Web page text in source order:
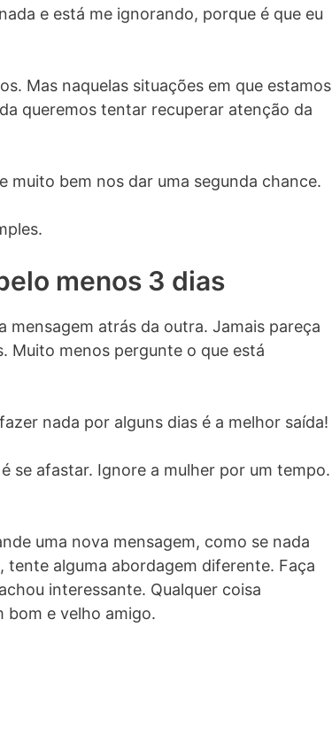
e está me ignorando, porque é que eu
Mas naquelas situações em que estamos
queremos tentar recuperar atenção da
muito bem nos dar uma segunda chance.
menos 3 dias
mensagem atrás da outra. Jamais pareça
Muito menos pergunte o que está
nada por alguns dias é a melhor saída!
se afastar. Ignore a mulher por um tempo.
uma nova mensagem, como se nada
alguma abordagem diferente. Faça
interessante. Qualquer coisa
bom e velho amigo.